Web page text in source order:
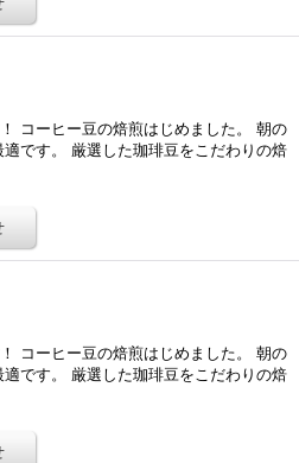
コーヒー豆の焙煎はじめました。 朝の
です。 厳選した珈琲豆をこだわりの焙
コーヒー豆の焙煎はじめました。 朝の
です。 厳選した珈琲豆をこだわりの焙